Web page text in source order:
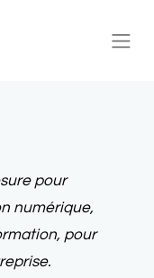
pour
numérique,
pour